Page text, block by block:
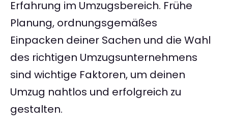
Erfahrung im Umzugsbereich. Frühe
Planung, ordnungsgemäßes
Einpacken deiner Sachen und die Wahl
des richtigen Umzugsunternehmens
sind wichtige Faktoren, um deinen
Umzug nahtlos und erfolgreich zu
gestalten.